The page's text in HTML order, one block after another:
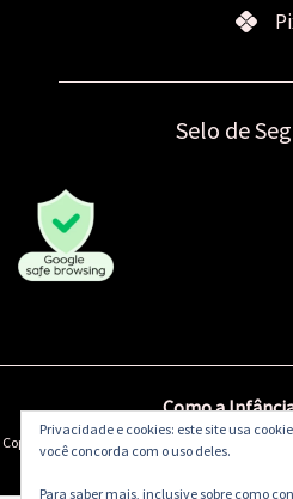
Selo de
Como a
Copyright © 2000-2026 Di Pano Paulista |
Privacidade e cookies: este site usa
você concorda com o uso deles.
Para saber mais, inclusive sobre como